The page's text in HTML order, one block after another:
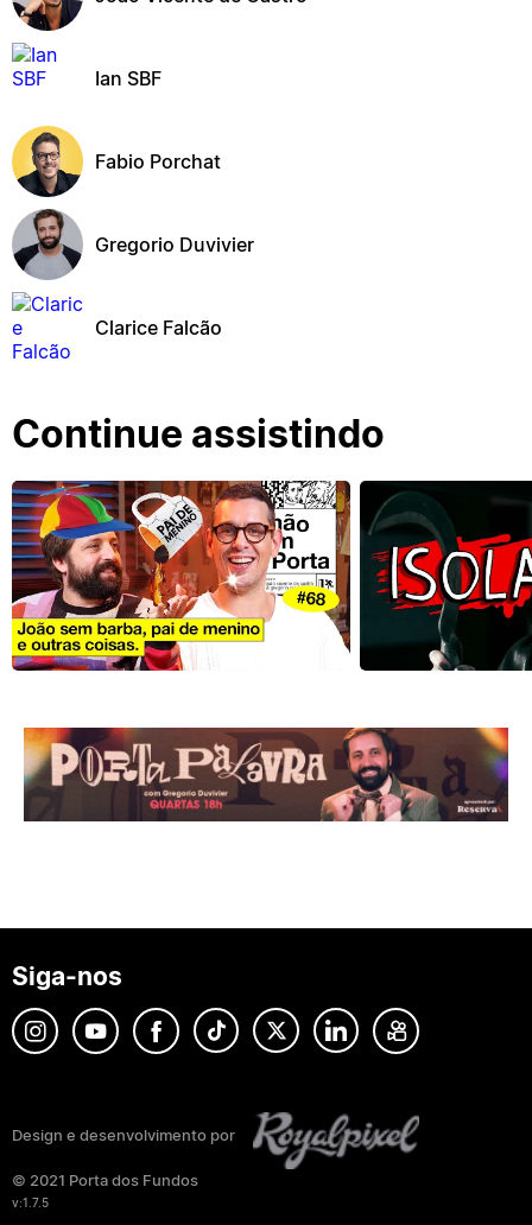
Ian SBF
Fabio Porchat
Gregorio Duvivier
Clarice Falcão
Continue assistindo
Siga-nos
Design e desenvolvimento por
© 2021 Porta dos Fundos
v:1.7.5